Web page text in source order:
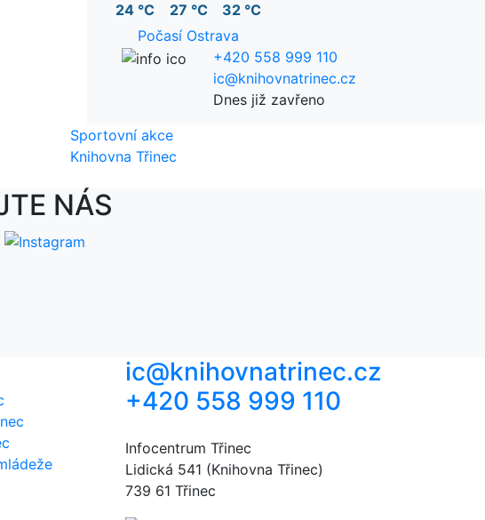
24 °C 27 °C
32 °C
Počasí Ostrava
+420 558 999 110
ic@knihovnatrinec.cz
Dnes již zavřeno
Sportovní akce
Knihovna Třinec
NÁS
ic@knihovnatrinec.cz
+420 558 999 110
Infocentrum Třinec
Lidická 541 (Knihovna Třinec)
739 61 Třinec